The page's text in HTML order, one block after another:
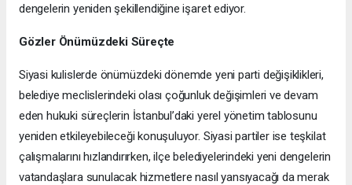
dengelerin yeniden şekillendiğine işaret ediyor.
Gözler Önümüzdeki Süreçte
Siyasi kulislerde önümüzdeki dönemde yeni parti değişiklikleri,
belediye meclislerindeki olası çoğunluk değişimleri ve devam
eden hukuki süreçlerin İstanbul’daki yerel yönetim tablosunu
yeniden etkileyebileceği konuşuluyor. Siyasi partiler ise teşkilat
çalışmalarını hızlandırırken, ilçe belediyelerindeki yeni dengelerin
vatandaşlara sunulacak hizmetlere nasıl yansıyacağı da merak